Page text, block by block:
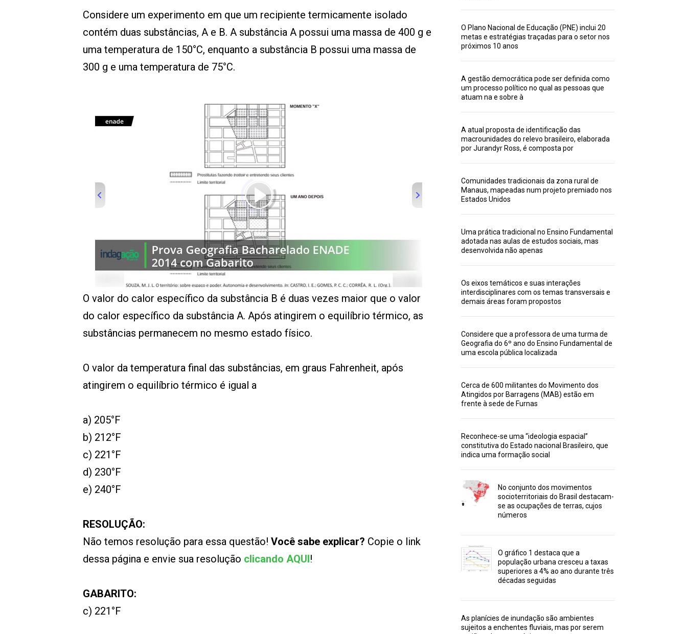
Considere um experimento em que um recipiente termicamente isolado
contém duas substâncias, A e B. A substância A possui uma massa de 400 g e
uma temperatura de 150°C, enquanto a substância B possui uma massa de
300 g e uma temperatura de 75°C.
O valor do calor específico da substância B é duas vezes maior que o valor
do calor específico da substância A. Após atingirem o equilíbrio térmico, as
substâncias permanecem no mesmo estado físico.
O valor da temperatura final das substâncias, em graus Fahrenheit, após
atingirem o equilíbrio térmico é igual a
a) 205°F
b) 212°F
c) 221°F
d) 230°F
e) 240°F
RESOLUÇÃO:
Não temos resolução para essa questão! Você sabe explicar? Copie o link
dessa página e envie sua resolução clicando AQUI!
GABARITO:
c) 221°F
O Plano Nacional de Educação (PNE) inclui 20
metas e estratégias traçadas para o setor nos
próximos 10 anos
A gestão democrática pode ser definida como
um processo político no qual as pessoas que
atuam na e sobre à
A atual proposta de identificação das
macrounidades do relevo brasileiro, elaborada
por Jurandyr Ross, é composta por
Comunidades tradicionais da zona rural de
Manaus, mapeadas num projeto premiado nos
Estados Unidos
Uma prática tradicional no Ensino Fundamental
adotada nas aulas de estudos sociais, mas
desenvolvida não apenas
Os eixos temáticos e suas interações
interdisciplinares com os temas transversais e
demais áreas foram propostos
Considere que a professora de uma turma de
Geografia do 6º ano do Ensino Fundamental de
uma escola pública localizada
Cerca de 600 militantes do Movimento dos
Atingidos por Barragens (MAB) estão em
frente à sede de Furnas
Reconhece-se uma “ideologia espacial”
constitutiva do Estado nacional Brasileiro, que
indica uma formação social
No conjunto dos movimentos
socioterritoriais do Brasil destacam-
se as ocupações de terras, cujos
números
O gráfico 1 destaca que a
população urbana cresceu a taxas
superiores a 4% ao ano durante três
décadas seguidas
As planícies de inundação são ambientes
sujeitos a enchentes fluviais, mas por serem